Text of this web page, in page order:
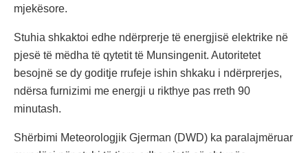
mjekësore.
Stuhia shkaktoi edhe ndërprerje të energjisë elektrike në
pjesë të mëdha të qytetit të Munsingenit. Autoritetet
besojnë se dy goditje rrufeje ishin shkaku i ndërprerjes,
ndërsa furnizimi me energji u rikthye pas rreth 90
minutash.
Shërbimi Meteorologjik Gjerman (DWD) ka paralajmëruar